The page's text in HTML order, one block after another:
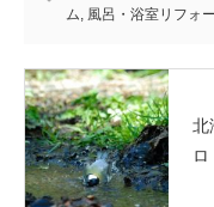
ム, 風呂・浴室リフォ
北
ロ